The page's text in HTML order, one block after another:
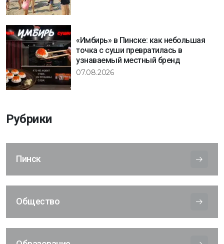
«Имбирь» в Пинске: как небольшая
точка с суши превратилась в
узнаваемый местный бренд
07.08.2026
Рубрики
Пинск
Общество